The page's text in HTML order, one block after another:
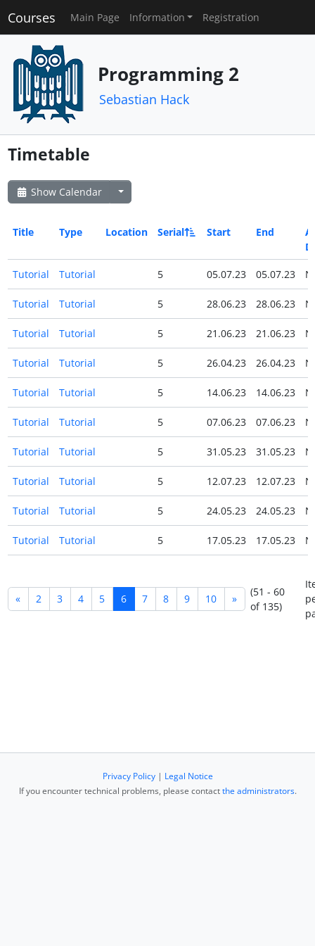
Courses Main Page Information Registration
Programming 2
Sebastian Hack
Timetable
Show Calendar
Title Type Location Serial Start End
Tutorial Tutorial 5 05.07.23 05.07.23
Tutorial Tutorial 5 28.06.23 28.06.23
Tutorial Tutorial 5 21.06.23 21.06.23
Tutorial Tutorial 5 26.04.23 26.04.23
Tutorial Tutorial 5 14.06.23 14.06.23
Tutorial Tutorial 5 07.06.23 07.06.23
Tutorial Tutorial 5 31.05.23 31.05.23
Tutorial Tutorial 5 12.07.23 12.07.23
Tutorial Tutorial 5 24.05.23 24.05.23
Tutorial Tutorial 5 17.05.23 17.05.23
« 2 3 4 5 6 7 8 9 10 »
(51 - 60
of 135)
Privacy Policy| Legal Notice
If you encounter technical problems, please contactthe administrators.